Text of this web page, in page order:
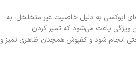
اپوکسی به دلیل خاصیت غیر متخلخل، به
ویژگی باعث می‌شود که تمیز کردن
انجام شود و کفپوش همچنان ظاهری تمیز و